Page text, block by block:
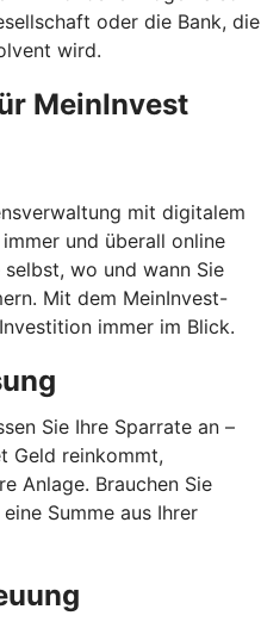
oder die Bank, die
wird.
MeinInvest
mit digitalem
und überall online
wo und wann Sie
Mit dem MeinInvest-
immer im Blick.
Sie Ihre Sparrate an –
Geld reinkommt,
Anlage. Brauchen Sie
Summe aus Ihrer